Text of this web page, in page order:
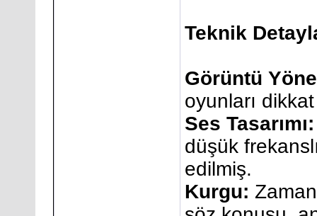
Teknik
Görüntü
oyunları
Ses Tasarımı:
düşük
edilmiş.
Kurgu: